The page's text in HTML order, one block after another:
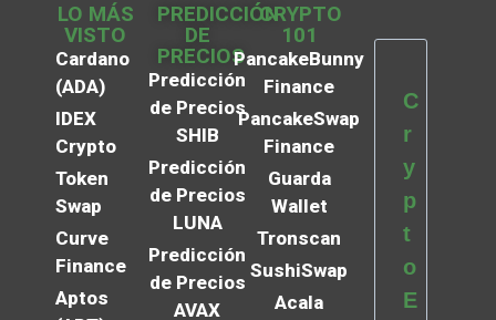
LO MÁS
VISTO
Cardano
(ADA)
IDEX
Crypto
Token
Swap
Curve
Finance
Aptos
PREDICCIÓN
DE
PRECIOS
Predicción
de Precios
SHIB
Predicción
de Precios
LUNA
Predicción
de Precios
AVAX
CRYPTO
101
PancakeBunny
Finance
PancakeSwap
Finance
Guarda
Wallet
Tronscan
SushiSwap
Acala
C
r
y
p
t
o
E